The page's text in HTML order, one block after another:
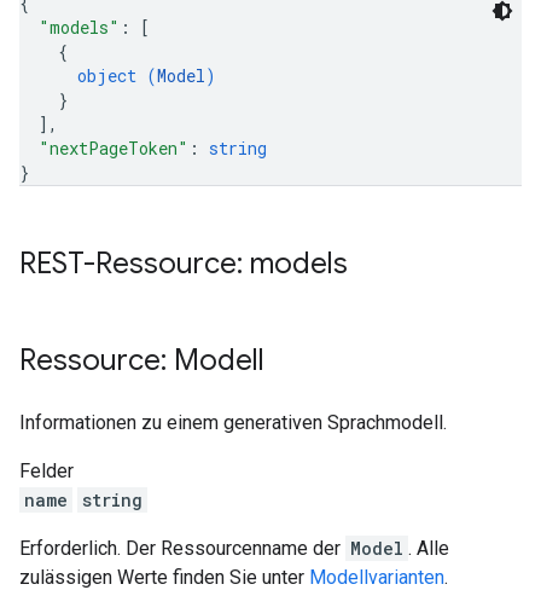
"models" :
[
{
object (Model)
}
] ,
"nextPageToken" : string
}
REST-Ressource: models
Ressource: Modell
Informationen zu einem generativen Sprachmodell.
Felder
name
string
Erforderlich. Der Ressourcenname der Model . Alle
zulässigen Werte finden Sie unter Modellvarianten.